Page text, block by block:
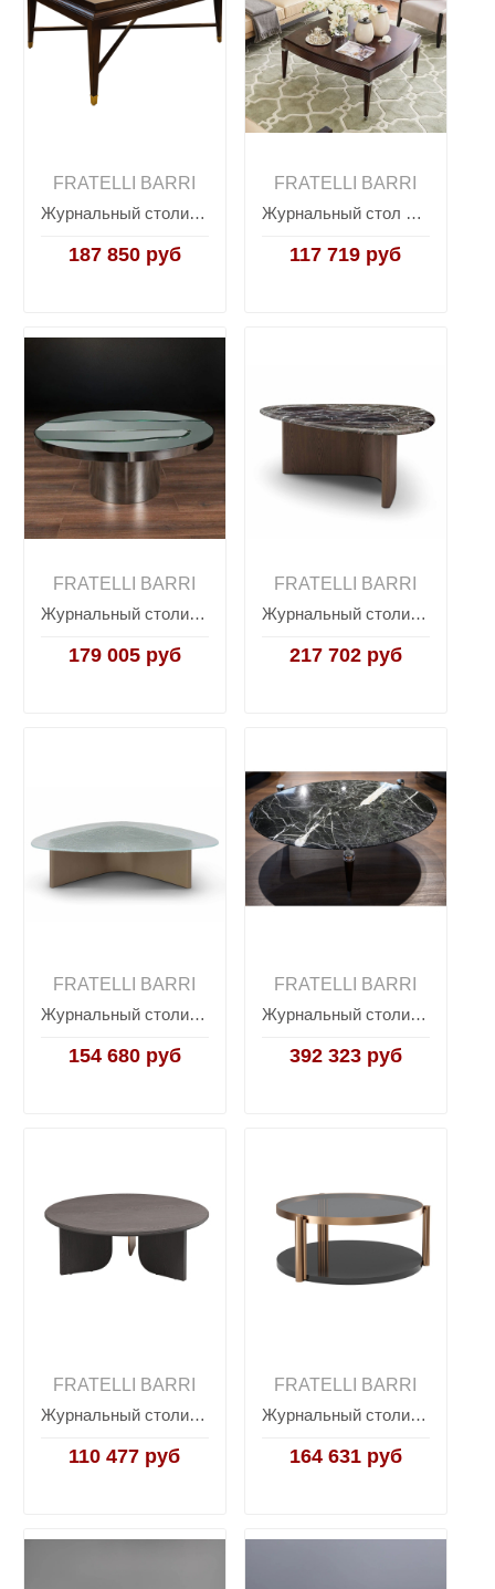
FRATELLI BARRI
Журнальный столик MESTRE, FRATELLI BARRI
187 850 руб
FRATELLI BARRI
Журнальный стол MESTRE, FRATELLI BARRI
117 719 руб
FRATELLI BARRI
Журнальный столик MELFI, FRATELLI BARRI
179 005 руб
FRATELLI BARRI
Журнальный столик MELFI, FRATELLI BARRI
217 702 руб
FRATELLI BARRI
Журнальный столик MELFI, FRATELLI BARRI
154 680 руб
FRATELLI BARRI
Журнальный столик Madison MADISON, FRATELLI BARRI
392 323 руб
FRATELLI BARRI
Журнальный столик LORETO, FRATELLI BARRI
110 477 руб
FRATELLI BARRI
Журнальный столик LORETO, FRATELLI BARRI
164 631 руб